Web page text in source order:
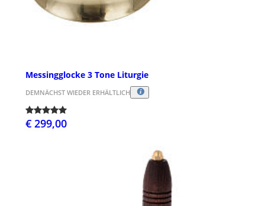
Messingglocke 3 Tone Liturgie
DEMNÄCHST WIEDER ERHÄLTLICH
€ 299,00